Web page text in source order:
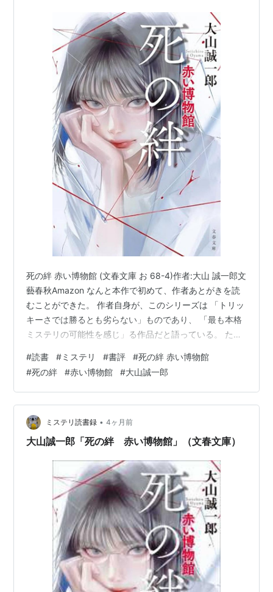
死の絆 赤い博物館 (文春文庫 お 68-4)作者:大山 誠一郎文
藝春秋Amazon なんと本作で初めて、作者あとがきを読
むことができた。 作者自身が、このシリーズは 「トリッ
キーさでは勝るとも劣らない」ものであり、 「最も本格
ミステリの可能性を感じ」る作品だと語っている。 たし
品群の中でも、際立ったシリーズかもしれない。 特に超
絶的だった一作目に比べると、さすがに落ち着いた 内容
にはなっているが、本書でもその良さは健在。 その意味
での断トツのベストは、第4話「掘り出された罪」。 こ
れこそ超絶構図なのだが、あとがきに書かれているよう
な アイデ…
#読書 #ミステリ #書評 #死の絆 赤い博物館
#死の絆 #赤い博物館 #大山誠一郎
ミステリ読書録 • 4ヶ月前
大山誠一郎「死の絆 赤い博物館」（文春文庫）